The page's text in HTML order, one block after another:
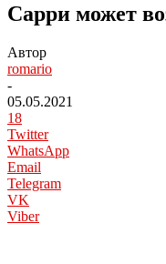
Сарри может
Автор
romario
-
05.05.2021
18
Twitter
WhatsApp
Email
Telegram
VK
Viber